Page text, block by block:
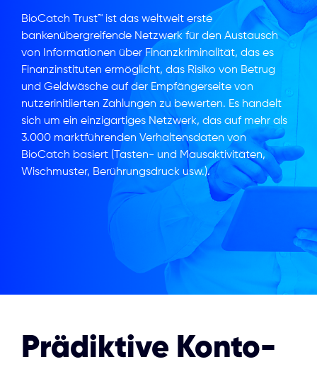
BioCatch Trust™ ist das weltweit erste
bankenübergreifende Netzwerk für den Austausch
von Informationen über Finanzkriminalität, das es
Finanzinstituten ermöglicht, das Risiko von Betrug
und Geldwäsche auf der Empfängerseite von
nutzerinitiierten Zahlungen zu bewerten. Es handelt
sich um ein einzigartiges Netzwerk, das auf mehr als
3.000 marktführenden Verhaltensdaten von
BioCatch basiert (Tasten- und Mausaktivitäten,
Wischmuster, Berührungsdruck usw.).
Prädiktive Konto-